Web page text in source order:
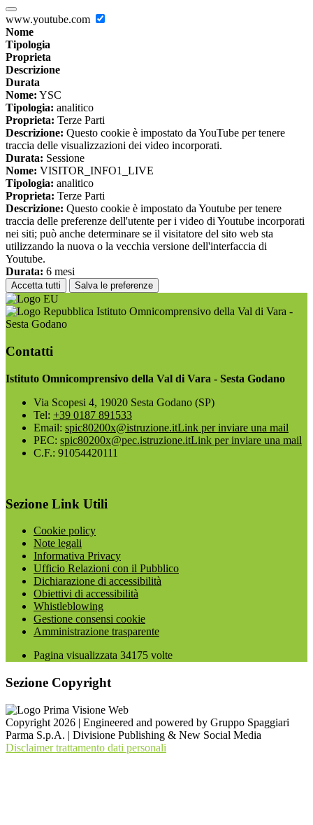
www.youtube.com
Nome
Tipologia
Proprieta
Descrizione
Durata
Nome: YSC
Tipologia: analitico
Proprieta: Terze Parti
Descrizione: Questo cookie è impostato da YouTube per tenere
traccia delle visualizzazioni dei video incorporati.
Durata: Sessione
Nome: VISITOR_INFO1_LIVE
Tipologia: analitico
Proprieta: Terze Parti
Descrizione: Questo cookie è impostato da Youtube per tenere
traccia delle preferenze dell'utente per i video di Youtube incorporati
nei siti; può anche determinare se il visitatore del sito web sta
utilizzando la nuova o la vecchia versione dell'interfaccia di
Youtube.
Durata: 6 mesi
Accetta tutti Salva le preferenze
Istituto Omnicomprensivo della Val di Vara -
Sesta Godano
Contatti
Istituto Omnicomprensivo della Val di Vara - Sesta Godano
Via Scopesi 4, 19020 Sesta Godano (SP)
Tel: +39 0187 891533
Email: spic80200x@istruzione.itLink per inviare una mail
PEC: spic80200x@pec.istruzione.itLink per inviare una mail
C.F.: 91054420111
Sezione Link Utili
Cookie policy
Note legali
Informativa Privacy
Ufficio Relazioni con il Pubblico
Dichiarazione di accessibilità
Obiettivi di accessibilità
Whistleblowing
Gestione consensi cookie
Amministrazione trasparente
Pagina visualizzata 34175 volte
Sezione Copyright
Copyright 2026 | Engineered and powered by Gruppo Spaggiari
Parma S.p.A. | Divisione Publishing & New Social Media
Disclaimer trattamento dati personali